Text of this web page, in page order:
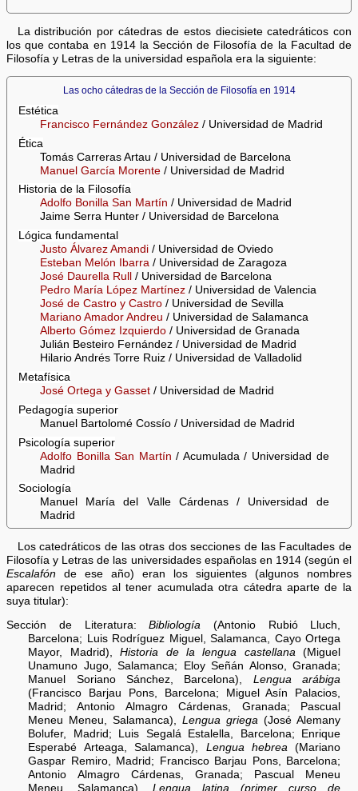
La distribución por cátedras de estos diecisiete catedráticos con
los que contaba en 1914 la Sección de Filosofía de la Facultad de
Filosofía y Letras de la universidad española era la siguiente:
Las ocho cátedras de la Sección de Filosofía en 1914
Estética
Francisco Fernández González/ Universidad de Madrid
Ética
Tomás Carreras Artau / Universidad de Barcelona
Manuel García Morente/ Universidad de Madrid
Historia de la Filosofía
Adolfo Bonilla San Martín / Universidad de Madrid
Jaime Serra Hunter / Universidad de Barcelona
Lógica fundamental
Justo Álvarez Amandi/ Universidad de Oviedo
Esteban Melón Ibarra/ Universidad de Zaragoza
José Daurella Rull
/ Universidad de Barcelona
Pedro María López Martínez/ Universidad de Valencia
José de Castro y Castro/ Universidad de Sevilla
Mariano Amador Andreu / Universidad de Salamanca
Alberto Gómez Izquierdo/ Universidad de Granada
Julián Besteiro Fernández / Universidad de Madrid
Hilario Andrés Torre Ruiz / Universidad de Valladolid
Metafísica
José Ortega y Gasset/ Universidad de Madrid
Pedagogía superior
Manuel Bartolomé Cossío / Universidad de Madrid
Psicología superior
Adolfo Bonilla San Martín / Acumulada / Universidad de
Madrid
Sociología
Manuel María del Valle Cárdenas / Universidad de
Madrid
Los catedráticos de las otras dos secciones de las Facultades de
Filosofía y Letras de las universidades españolas en 1914 (según el
Escalafón de ese año) eran los siguientes (algunos nombres
aparecen repetidos al tener acumulada otra cátedra aparte de la
suya titular):
Sección de Literatura: Bibliología (Antonio Rubió Lluch,
Barcelona; Luis Rodríguez Miguel, Salamanca, Cayo Ortega
Mayor, Madrid),Historia de la lengua castellana(Miguel
Unamuno Jugo, Salamanca; Eloy Señán Alonso, Granada;
Manuel Soriano Sánchez, Barcelona), Lengua arábiga
(Francisco Barjau Pons, Barcelona; Miguel Asín Palacios,
Madrid; Antonio Almagro Cárdenas, Granada; Pascual
Meneu Meneu, Salamanca),Lengua griega (José Alemany
Bolufer, Madrid; Luis Segalá Estalella, Barcelona; Enrique
Esperabé Arteaga, Salamanca), Lengua hebrea(Mariano
Gaspar Remiro, Madrid; Francisco Barjau Pons, Barcelona;
Antonio Almagro Cárdenas, Granada; Pascual Meneu
Meneu, Salamanca),Lengua latina (primer curso de